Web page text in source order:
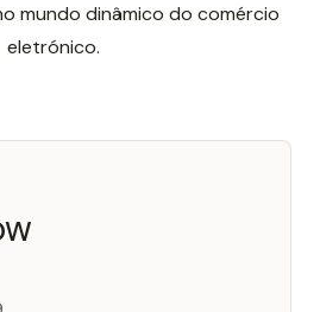
mundo dinâmico do comércio
eletrónico.